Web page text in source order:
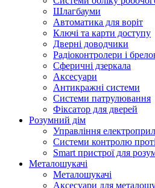
Шлагбауми
Автоматика для воріт
Ключі та карти доступу
Дверні доводчики
Радіоконтролери і
Сферичні дзеркала
Аксесуари
Антикражні системи
Системи патрулювання
Фіксатор для дверей
Розумний дім
Управління
Системи контролю
Smart пристрої для
Металошукачі
Металошукачі
Аксесуари для